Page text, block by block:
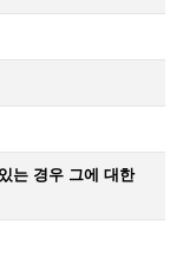
는 경우 그에 대한